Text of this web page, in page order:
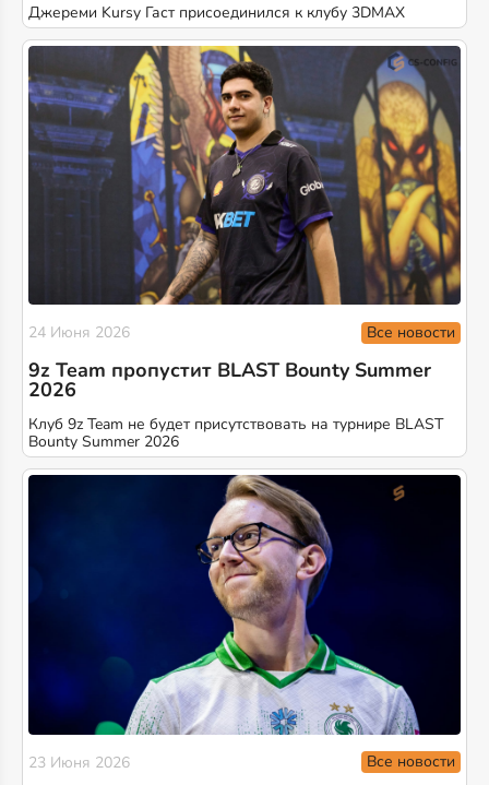
Джереми Kursy Гаст присоединился к клубу 3DMAX
24 Июня 2026 Все новости
9z Team пропустит BLAST Bounty Summer
2026
Клуб 9z Team не будет присутствовать на турнире BLAST
Bounty Summer 2026
23 Июня 2026 Все новости